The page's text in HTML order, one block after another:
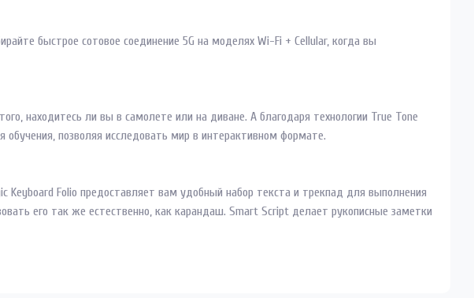
быстрое сотовое соединение 5G на моделях Wi-Fi + Cellular, когда вы
находитесь ли вы в самолете или на диване. А благодаря технологии True Tone
позволяя исследовать мир в интерактивном формате.
Folio предоставляет вам удобный набор текста и трекпад для выполнения
его так же естественно, как карандаш. Smart Script делает рукописные заметки